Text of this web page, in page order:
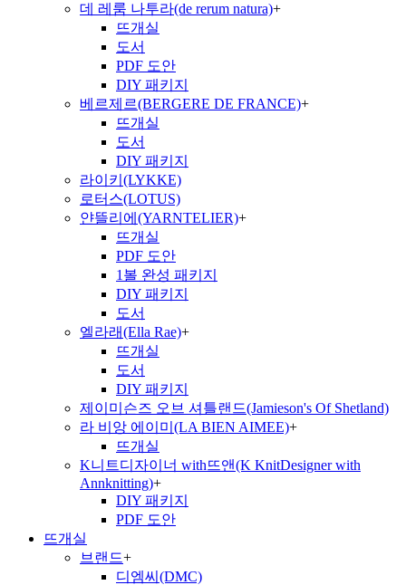
데 레룸 나투라(de rerum natura)+
뜨개실
도서
PDF 도안
DIY 패키지
베르제르(BERGERE DE FRANCE)+
뜨개실
도서
DIY 패키지
라이키(LYKKE)
로터스(LOTUS)
얀뜰리에(YARNTELIER)+
뜨개실
PDF 도안
1볼 완성 패키지
DIY 패키지
도서
엘라래(Ella Rae)+
뜨개실
도서
DIY 패키지
제이미슨즈 오브 셔틀랜드(Jamieson's Of Shetland)
라 비앙 에이미(LA BIEN AIMEE)+
뜨개실
K니트디자이너 with뜨앤(K KnitDesigner with
Annknitting)+
DIY 패키지
PDF 도안
뜨개실
브랜드+
디엠씨(DMC)